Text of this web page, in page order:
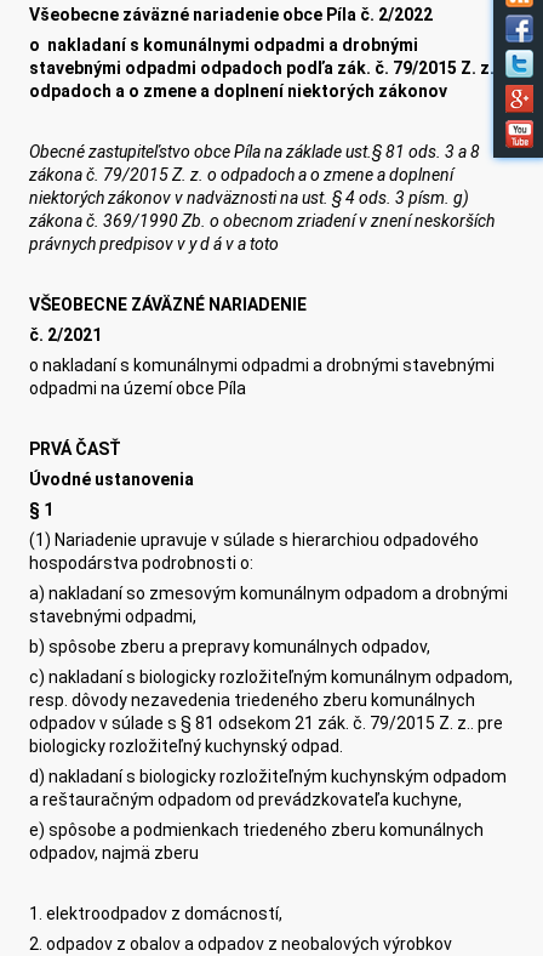
Všeobecne záväzné nariadenie obce Píla č. 2/2022
o nakladaní s komunálnymi odpadmi a drobnými
stavebnými odpadmi odpadoch podľa zák. č. 79/2015 Z. z. o
odpadoch a o zmene a doplnení niektorých zákonov
Obecné zastupiteľstvo obcePílana základe ust.§ 81 ods. 3 a 8
zákona č. 79/2015 Z. z. o odpadoch a o zmene a doplnení
niektorých zákonov v nadväznosti na ust. § 4 ods. 3 písm. g)
zákona č. 369/1990 Zb. o obecnom zriadení v znení neskorších
právnych predpisov v y d á v a toto
VŠEOBECNE ZÁVÄZNÉ NARIADENIE
č. 2/2021
o nakladaní s komunálnymi odpadmi a drobnými stavebnými
odpadmi na území obce Píla
PRVÁ ČASŤ
Úvodné ustanovenia
§ 1
(1) Nariadenie upravuje v súlade s hierarchiou odpadového
hospodárstva podrobnosti o:
a) nakladaní so zmesovým komunálnym odpadom a drobnými
stavebnými odpadmi,
b) spôsobe zberu a prepravy komunálnych odpadov,
c) nakladaní s biologicky rozložiteľným komunálnym odpadom,
resp. dôvody nezavedenia triedeného zberu komunálnych
odpadov v súlade s § 81 odsekom 21 zák. č. 79/2015 Z. z.. pre
biologicky rozložiteľný kuchynský odpad.
d) nakladaní s biologicky rozložiteľným kuchynským odpadom
a reštauračným odpadom od prevádzkovateľa kuchyne,
e) spôsobe a podmienkach triedeného zberu komunálnych
odpadov, najmä zberu
1. elektroodpadov z domácností,
2. odpadov z obalov a odpadov z neobalových výrobkov